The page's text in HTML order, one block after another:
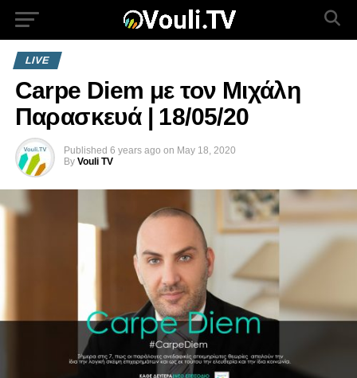
LIVE
Carpe Diem με τον Μιχάλη
Παρασκευά | 18/05/20
Published 6 years ago on May 18, 2020
By Vouli TV